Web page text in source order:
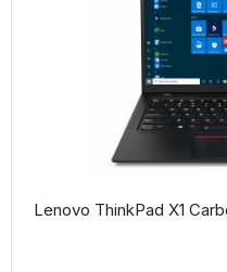
Lenovo ThinkPad X1